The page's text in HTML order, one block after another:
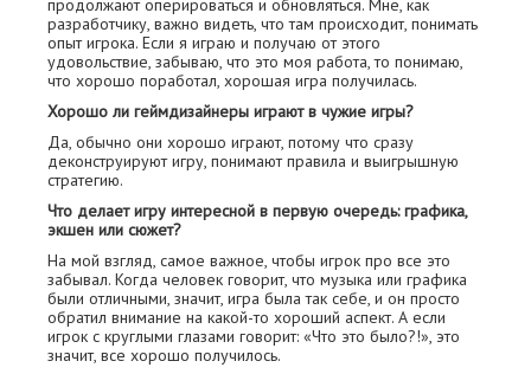
продолжают оперироваться и обновляться. Мне, как
разработчику, важно видеть, что там происходит, понимать
опыт игрока. Если я играю и получаю от этого
удовольствие, забываю, что это моя работа, то понимаю,
что хорошо поработал, хорошая игра получилась.
Хорошо ли геймдизайнеры играют в чужие игры?
Да, обычно они хорошо играют, потому что сразу
деконструируют игру, понимают правила и выигрышную
стратегию.
Что делает игру интересной в первую очередь: графика,
экшен или сюжет?
На мой взгляд, самое важное, чтобы игрок про все это
забывал. Когда человек говорит, что музыка или графика
были отличными, значит, игра была так себе, и он просто
обратил внимание на какой-то хороший аспект. А если
игрок с круглыми глазами говорит: «Что это было?!», это
значит, все хорошо получилось.